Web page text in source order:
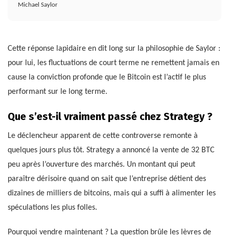
Michael Saylor
Cette réponse lapidaire en dit long sur la philosophie de Saylor :
pour lui, les fluctuations de court terme ne remettent jamais en
cause la conviction profonde que le Bitcoin est l’actif le plus
performant sur le long terme.
Que s’est-il vraiment passé chez Strategy ?
Le déclencheur apparent de cette controverse remonte à
quelques jours plus tôt. Strategy a annoncé la vente de 32 BTC
peu après l’ouverture des marchés. Un montant qui peut
paraître dérisoire quand on sait que l’entreprise détient des
dizaines de milliers de bitcoins, mais qui a suffi à alimenter les
spéculations les plus folles.
Pourquoi vendre maintenant ? La question brûle les lèvres de